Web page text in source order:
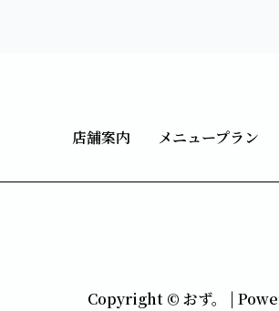
店舗案内 メニュープラン
Copyright © おず。 |